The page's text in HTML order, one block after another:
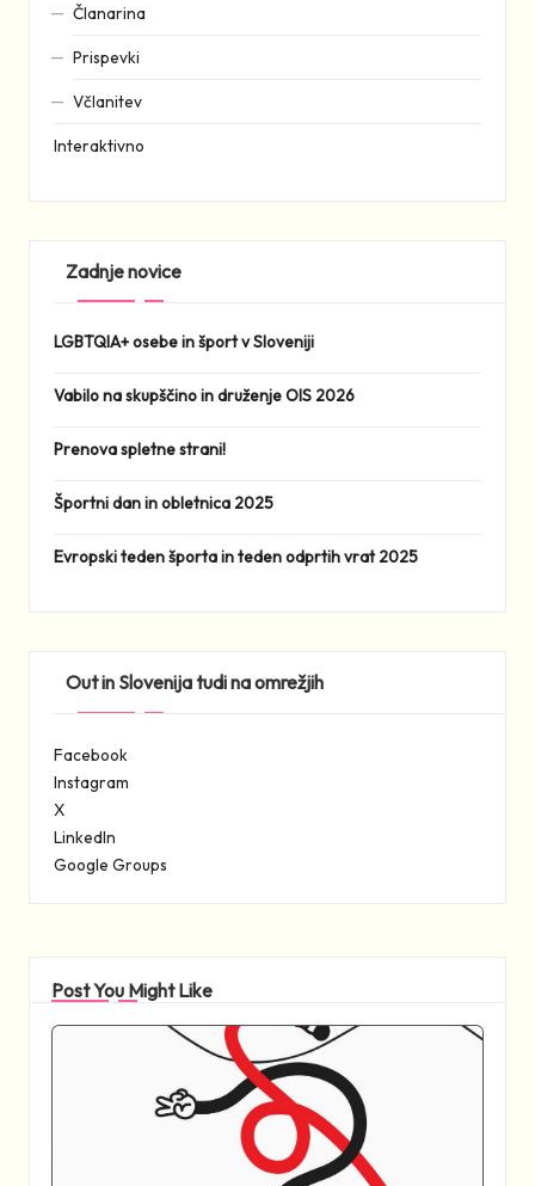
Članarina
Prispevki
Včlanitev
Interaktivno
Zadnje novice
LGBTQIA+ osebe in šport v Sloveniji
Vabilo na skupščino in druženje OIS 2026
Prenova spletne strani!
Športni dan in obletnica 2025
Evropski teden športa in teden odprtih vrat 2025
Out in Slovenija tudi na omrežjih
Facebook
Instagram
X
LinkedIn
Google Groups
Post You Might Like